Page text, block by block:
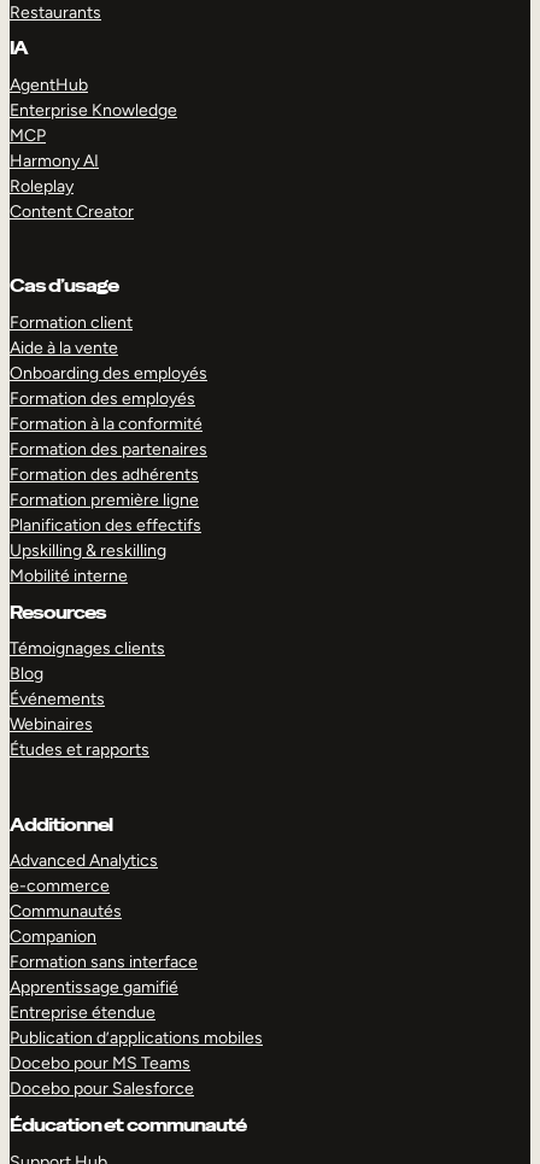
Restaurants
IA
AgentHub
Enterprise Knowledge
MCP
Harmony AI
Roleplay
Content Creator
Cas d’usage
Formation client
Aide à la vente
Onboarding des employés
Formation des employés
Formation à la conformité
Formation des partenaires
Formation des adhérents
Formation première ligne
Planification des effectifs
Upskilling & reskilling
Mobilité interne
Resources
Témoignages clients
Blog
Événements
Webinaires
Études et rapports
Additionnel
Advanced Analytics
e-commerce
Communautés
Companion
Formation sans interface
Apprentissage gamifié
Entreprise étendue
Publication d’applications mobiles
Docebo pour MS Teams
Docebo pour Salesforce
Éducation et communauté